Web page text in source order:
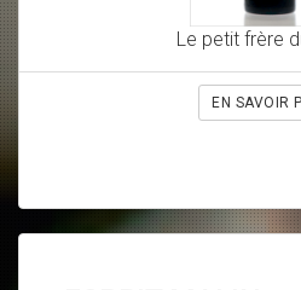
Le petit frère
EN SAVOIR